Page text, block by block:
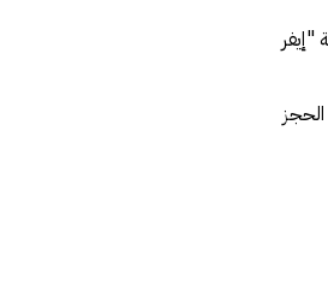
"إيفر